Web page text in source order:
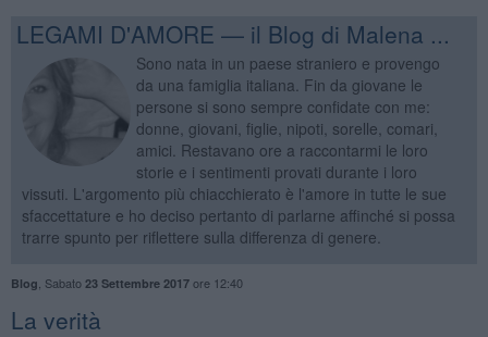
LEGAMI D'AMORE — il Blog di Malena ...
Sono nata in un paese straniero e provengo
da una famiglia italiana. Fin da giovane le
persone si sono sempre confidate con me:
donne, giovani, figlie, nipoti, sorelle, comari,
amici. Restavano ore a raccontarmi le loro
storie e i sentimenti provati durante i loro
vissuti. L'argomento più chiacchierato è l'amore in tutte le sue
sfaccettature e ho deciso pertanto di parlarne affinché si possa
trarre spunto per riflettere sulla differenza di genere.
Blog Sabato 23 Settembre 2017ore 12:40
La verità